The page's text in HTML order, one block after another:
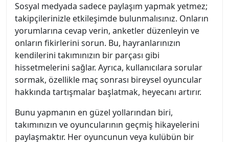
Sosyal medyada sadece paylaşım yapmak yetmez;
takipçilerinizle etkileşimde bulunmalısınız. Onların
yorumlarına cevap verin, anketler düzenleyin ve
onların fikirlerini sorun. Bu, hayranlarınızın
kendilerini takımınızın bir parçası gibi
hissetmelerini sağlar. Ayrıca, kullanıcılara sorular
sormak, özellikle maç sonrası bireysel oyuncular
hakkında tartışmalar başlatmak, heyecanı artırır.
Bunu yapmanın en güzel yollarından biri,
takımınızın ve oyuncularının geçmiş hikayelerini
paylaşmaktır. Her oyuncunun veya kulübün bir